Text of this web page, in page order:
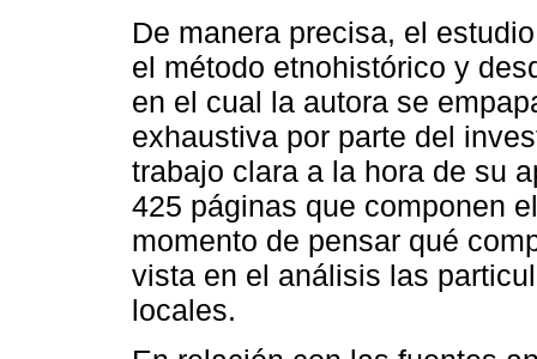
De manera precisa, el
el método etnohistórico y
en el cual la autora se
exhaustiva por parte del
trabajo clara a la hora de su
425 páginas que componen
momento de pensar qué
vista en el análisis las
locales.